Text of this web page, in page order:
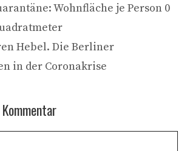
Wohnfläche je Person 0
Hebel. Die Berliner
in der Coronakrise